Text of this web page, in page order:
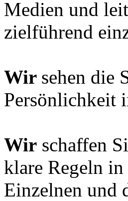
Medien und
zielführend
Wir sehen die
Persönlichkeit
Wir schaffen
klare Regeln in
Einzelnen und